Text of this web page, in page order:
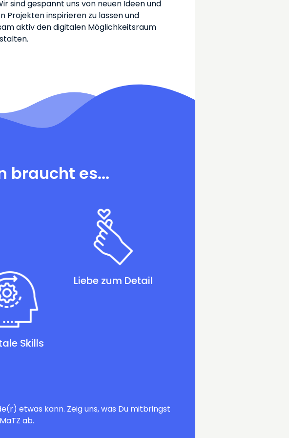
sind gespannt uns von neuen Ideen und
Projekten inspirieren zu lassen und
aktiv den digitalen Möglichkeitsraum
braucht es...
Skills
Liebe zum Detail
etwas kann. Zeig uns, was Du mitbringst
ab.